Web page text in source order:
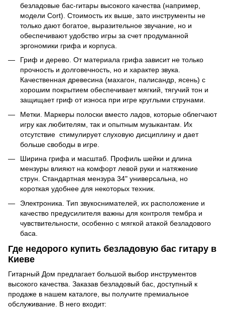
безладовые бас-гитары высокого качества (например,
модели Cort). Стоимость их выше, зато инструменты не
только дают богатое, выразительное звучание, но и
обеспечивают удобство игры за счет продуманной
эргономики грифа и корпуса.
Гриф и дерево. От материала грифа зависит не только
прочность и долговечность, но и характер звука.
Качественная древесина (махагон, палисандр, ясень) с
хорошим покрытием обеспечивает мягкий, тягучий тон и
защищает гриф от износа при игре круглыми струнами.
Метки. Маркеры полоски вместо ладов, которые облегчают
игру как любителям, так и опытным музыкантам. Их
отсутствие стимулирует слуховую дисциплину и дает
больше свободы в игре.
Ширина грифа и масштаб. Профиль шейки и длина
мензуры влияют на комфорт левой руки и натяжение
струн. Стандартная мензура 34" универсальна, но
короткая удобнее для некоторых техник.
Электроника. Тип звукоснимателей, их расположение и
качество предусилителя важны для контроля тембра и
чувствительности, особенно с мягкой атакой безладового
баса.
Где недорого купить безладовую бас гитару в
Киеве
Гитарный Дом предлагает большой выбор инструментов
высокого качества. Заказав безладовый бас, доступный к
продаже в нашем каталоге, вы получите премиальное
обслуживание. В него входит: